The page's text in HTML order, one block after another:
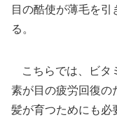
目の酷使が薄毛を
る。
こちらでは、ビタ
素が目の疲労回復の
髪が育つためにも必